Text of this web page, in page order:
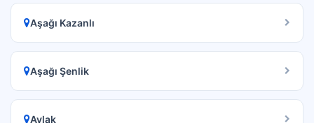
Aşağı Kazanlı
Aşağı Şenlik
Avlak